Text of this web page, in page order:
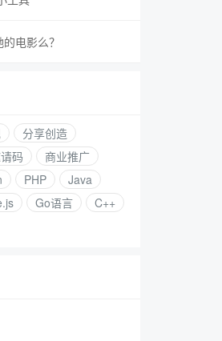
电影么？
分享创造
码
商业推广
PHP
Java
Go语言
C++